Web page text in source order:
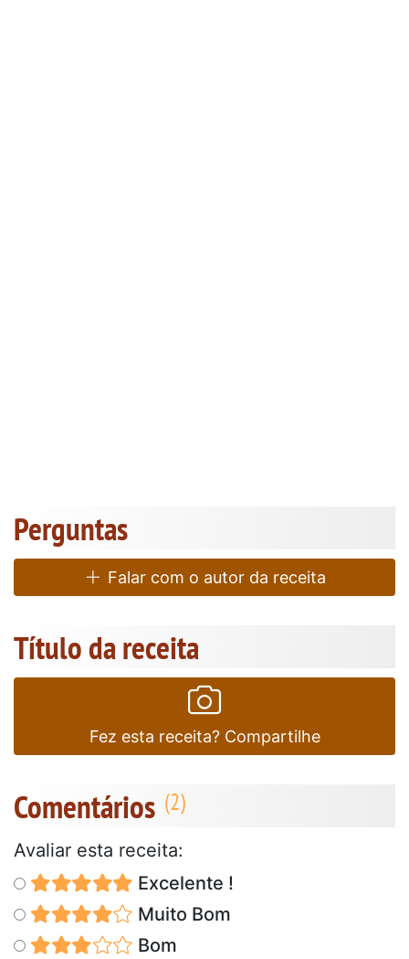
Perguntas
Falar com o autor da receita
Título da receita
Fez esta receita? Compartilhe
Comentários
Avaliar esta receita:
Excelente !
Muito Bom
Bom